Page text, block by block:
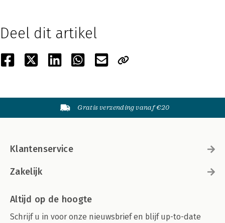
Deel dit artikel
Gratis verzending vanaf €20
Klantenservice
Zakelijk
Altijd op de hoogte
Schrijf u in voor onze nieuwsbrief en blijf up-to-date